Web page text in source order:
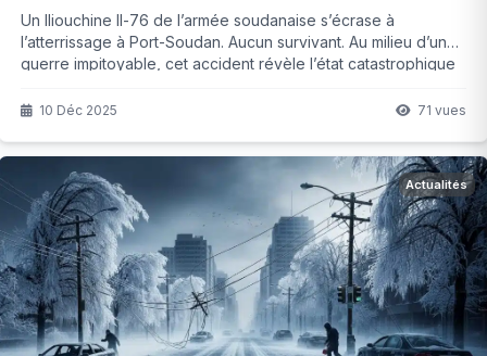
Un Iliouchine Il-76 de l’armée soudanaise s’écrase à
l’atterrissage à Port-Soudan. Aucun survivant. Au milieu d’une
guerre impitoyable, cet accident révèle l’état catastrophique
10 Déc 2025 71 vues
Actualités